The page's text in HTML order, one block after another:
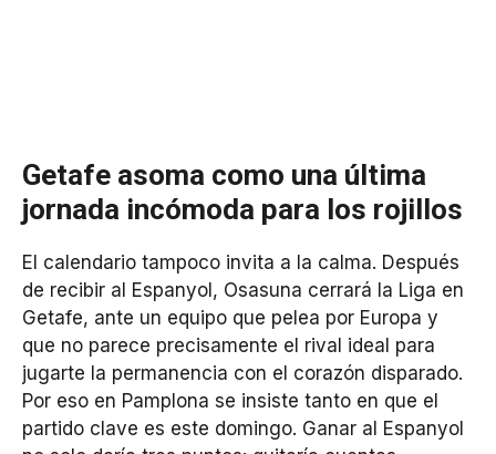
Getafe asoma como una última
jornada incómoda para los rojillos
El calendario tampoco invita a la calma. Después
de recibir al Espanyol, Osasuna cerrará la Liga en
Getafe, ante un equipo que pelea por Europa y
que no parece precisamente el rival ideal para
jugarte la permanencia con el corazón disparado.
Por eso en Pamplona se insiste tanto en que el
partido clave es este domingo. Ganar al Espanyol